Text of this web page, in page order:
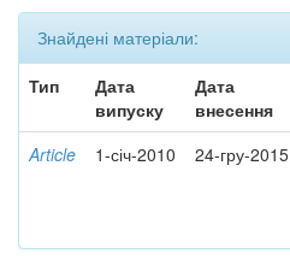
Знайдені матеріали:
Тип
Дата
випуску
Дата
внесення
Article 1-січ-2010 24-гру-2015